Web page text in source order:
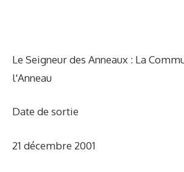
Le Seigneur des Anneaux : La
l'Anneau
Date de sortie
21 décembre 2001